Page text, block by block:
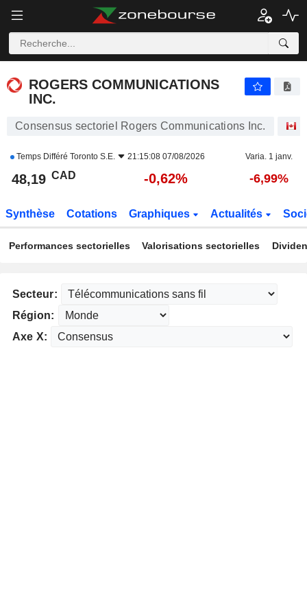
ROGERS COMMUNICATIONS
INC.
Consensus sectoriel Rogers Communications Inc.
Temps Différé Toronto S.E. 21:15:08 07/08/2026 Varia. 1 janv.
48,19 CAD -0,62% -6,99%
Synthèse Cotations Graphiques Actualités
Performances sectorielles Valorisations sectorielles
Secteur:
Région:
Axe X: